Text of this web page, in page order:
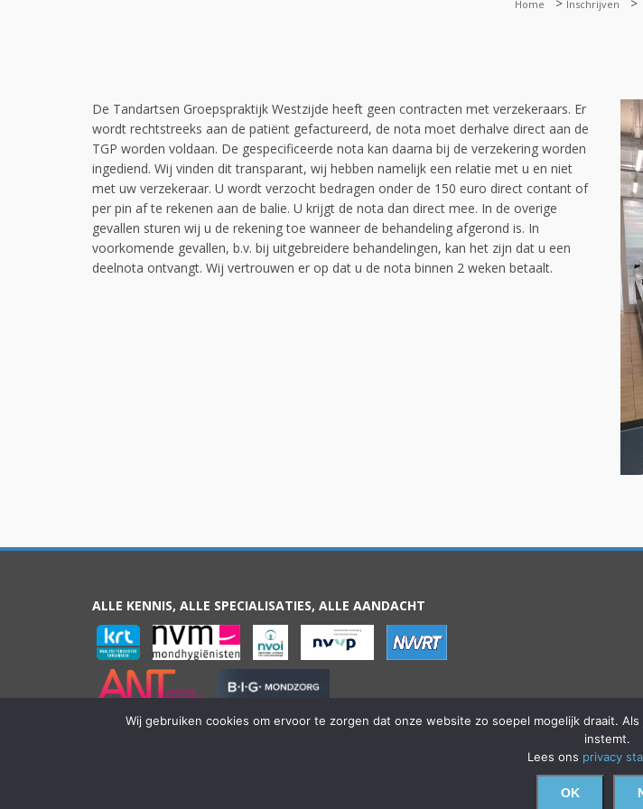
Home Inschrijven
De Tandartsen Groepspraktijk Westzijde heeft geen contracten met verzekeraars. Er
wordt rechtstreeks aan de patiënt gefactureerd, de nota moet derhalve direct aan de
TGP worden voldaan. De gespecificeerde nota kan daarna bij de verzekering worden
ingediend. Wij vinden dit transparant, wij hebben namelijk een relatie met u en niet
met uw verzekeraar. U wordt verzocht bedragen onder de 150 euro direct contant of
per pin af te rekenen aan de balie. U krijgt de nota dan direct mee. In de overige
gevallen sturen wij u de rekening toe wanneer de behandeling afgerond is. In
voorkomende gevallen, b.v. bij uitgebreidere behandelingen, kan het zijn dat u een
deelnota ontvangt. Wij vertrouwen er op dat u de nota binnen 2 weken betaalt.
ALLE KENNIS, ALLE SPECIALISATIES, ALLE AANDACHT
Wij gebruiken cookies om ervoor te zorgen dat onze website zo soepel mogelijk draait.
instemt.
Lees ons privacy
OK